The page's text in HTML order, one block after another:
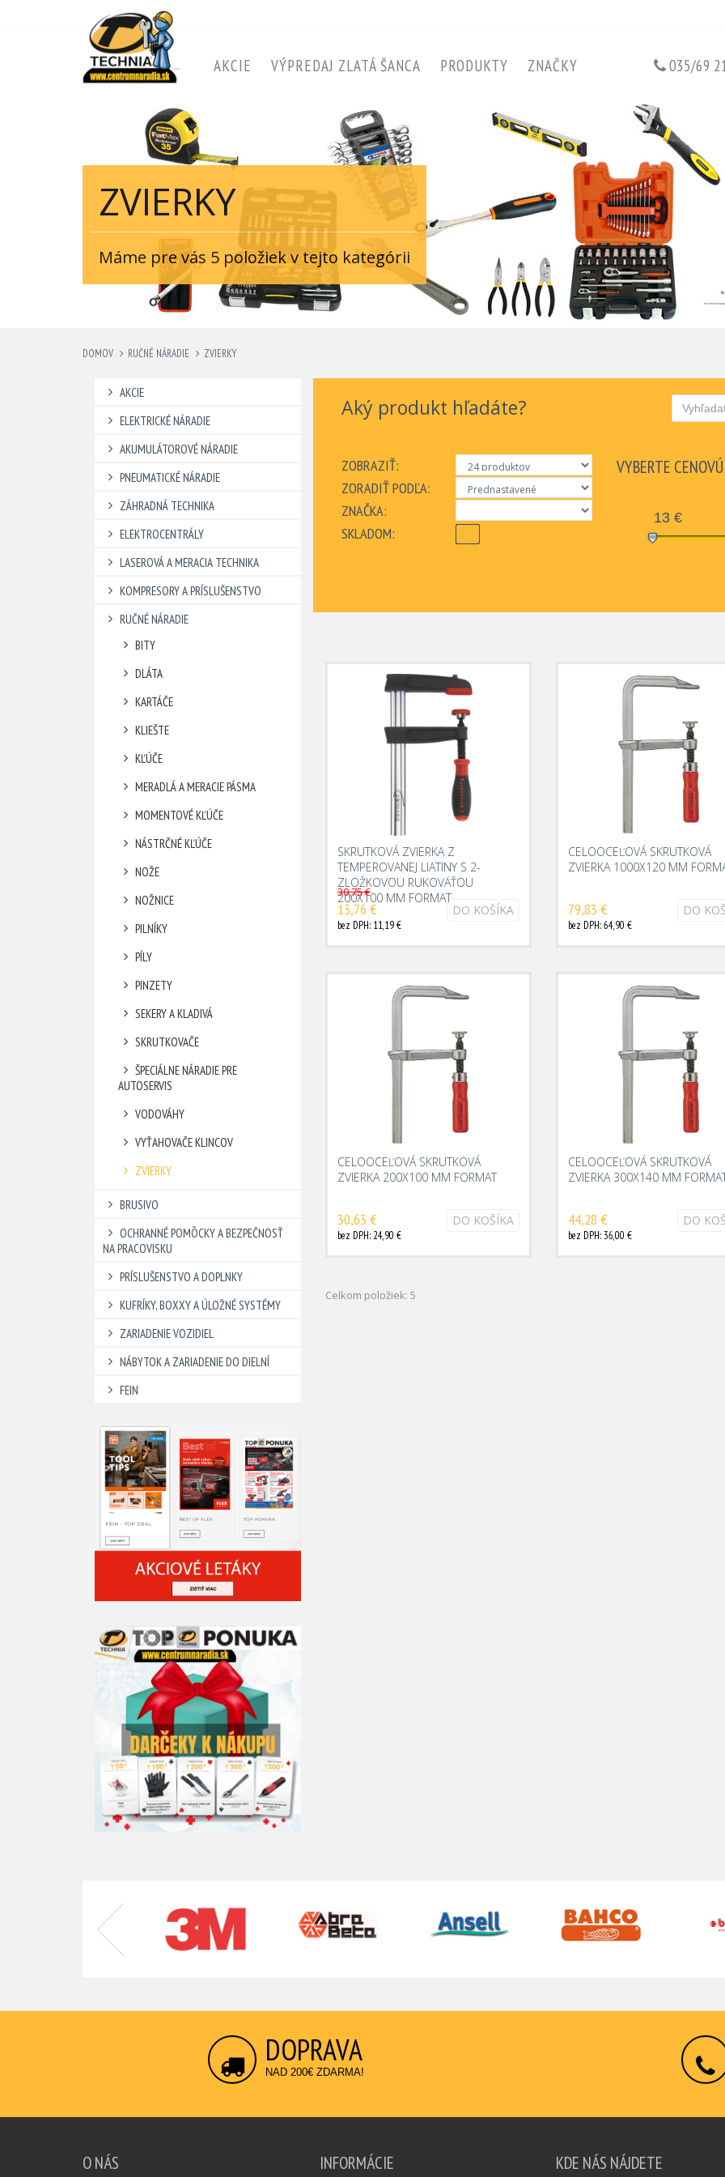
AKCIE VÝPREDAJ ZLATÁ ŠANCA PRODUKTY ZNAČKY 035/69
ZVIERKY
Máme pre vás 5 položiek v tejto kategórii
DOMOV RUČNÉ NÁRADIE ZVIERKY
Aký produkt hľadáte?
ZOBRAZIŤ:
ZORADIŤ PODĽA:
ZNAČKA:
SKLADOM:
VYBERTE
13 €
SKRUTKOVÁ ZVIERKA Z
TEMPEROVANEJ LIATINY S 2-
ZLOŽKOVOU RUKOVÄŤOU
200X100 MM FORMAT
30,75 €
13,76 €
bez DPH: 11,19 €
DO KOŠÍKA
CELOOCEĽOVÁ SKRUTKOVÁ
ZVIERKA 1000X120 MM
79,83 €
bez DPH: 64,90 €
DO
CELOOCEĽOVÁ SKRUTKOVÁ
ZVIERKA 200X100 MM FORMAT
30,63 €
bez DPH: 24,90 €
DO KOŠÍKA
CELOOCEĽOVÁ SKRUTKOVÁ
ZVIERKA 300X140 MM
44,28 €
bez DPH: 36,00 €
DO
Celkom položiek: 5
AKCIE
ELEKTRICKÉ NÁRADIE
AKUMULÁTOROVÉ NÁRADIE
PNEUMATICKÉ NÁRADIE
ZÁHRADNÁ TECHNIKA
ELEKTROCENTRÁLY
LASEROVÁ A MERACIA TECHNIKA
KOMPRESORY A PRÍSLUŠENSTVO
RUČNÉ NÁRADIE
BITY
DLÁTA
KARTÁČE
KLIEŠTE
KĽÚČE
MERADLÁ A MERACIE PÁSMA
MOMENTOVÉ KĽÚČE
NÁSTRČNÉ KĽÚČE
NOŽE
NOŽNICE
PILNÍKY
PÍLY
PINZETY
SEKERY A KLADIVÁ
SKRUTKOVAČE
ŠPECIÁLNE NÁRADIE PRE
AUTOSERVIS
VODOVÁHY
VYŤAHOVAČE KLINCOV
ZVIERKY
BRUSIVO
OCHRANNÉ POMÔCKY A BEZPEČNOSŤ
NA PRACOVISKU
PRÍSLUŠENSTVO A DOPLNKY
KUFRÍKY, BOXXY A ÚLOŽNÉ SYSTÉMY
ZARIADENIE VOZIDIEL
NÁBYTOK A ZARIADENIE DO DIELNÍ
FEIN
DOPRAVA
NAD 200€ ZDARMA!
O NÁS INFORMÁCIE KDE NÁS NÁJDETE